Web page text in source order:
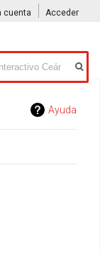
Ayuda
cuenta Acceder